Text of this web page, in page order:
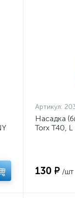
Артикул:
Насадка
Torx T40,
130 ₽ /шт